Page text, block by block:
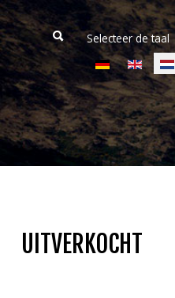
Activiteiten
Selecteer de taal
UITVERKOCHT